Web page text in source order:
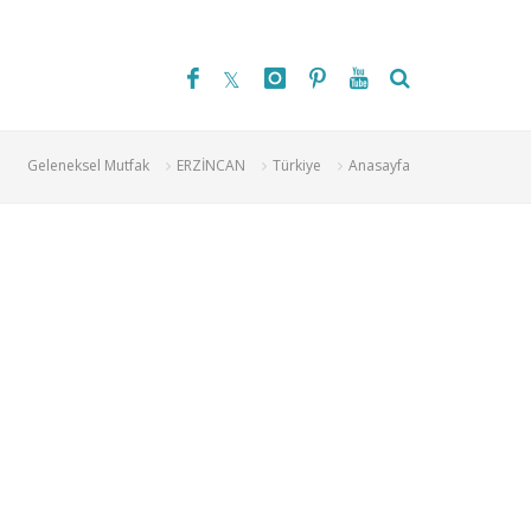
Geleneksel Mutfak ERZİNCAN Türkiye Anasayfa